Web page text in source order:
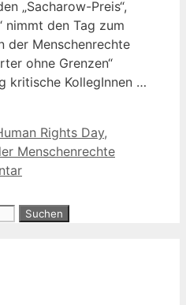
„Sacharow-Preis“,
nimmt den Tag zum
der Menschenrechte
ohne Grenzen“
kritische KollegInnen …
Rights Day,
Menschenrechte